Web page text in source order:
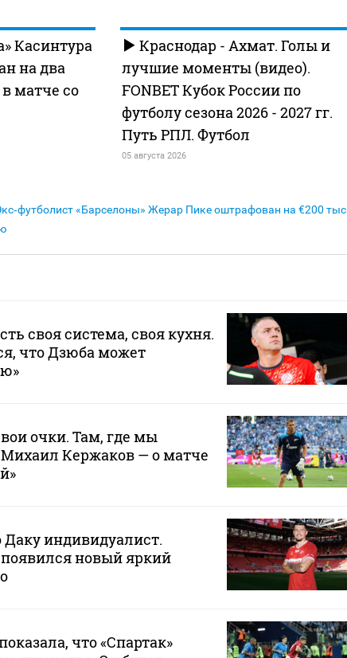
Касинтура
на два
матче со
Краснодар - Ахмат. Голы и
лучшие моменты (видео).
FONBET Кубок России по
футболу сезона 2026 - 2027 гг.
Путь РПЛ. Футбол
05 августа 2026
«Барселоны» Жерар Пике оштрафован на €200 тыс
своя система, своя кухня.
что Дзюба может
очки. Там, где мы
Кержаков — о матче
Даку индивидуалист.
новый яркий
что «Спартак»